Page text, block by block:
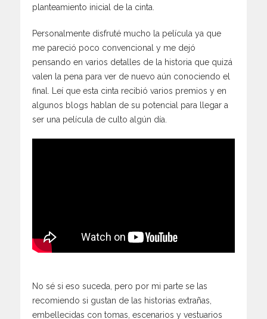
planteamiento inicial de la cinta.
Personalmente disfruté mucho la película ya que
me pareció poco convencional y me dejó
pensando en varios detalles de la historia que quizá
valen la pena para ver de nuevo aún conociendo el
final. Leí que esta cinta recibió varios premios y en
algunos blogs hablan de su potencial para llegar a
ser una película de culto algún día.
No sé si eso suceda, pero por mi parte se las
recomiendo si gustan de las historias extrañas,
embellecidas con tomas, escenarios y vestuarios